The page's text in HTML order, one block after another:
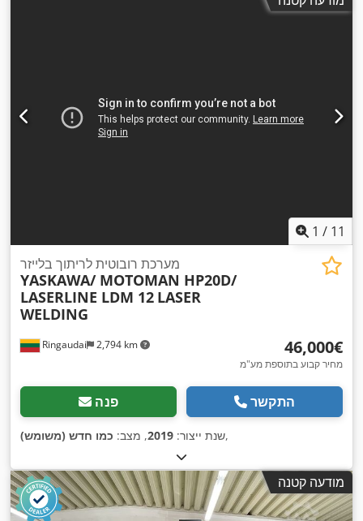
1 / 11
Ringaudai 2,794 km
מערכת רובוטית לריתוך בלייזר
YASKAWA/ MOTOMAN HP20D/
LASERLINE LDM 12 LASER
WELDING
‏46,000 ‏€
מחיר קבוע בתוספת מע"מ
פנה התקשר
שנת ייצור: 2019, מצב: כמו חדש (משומש) ,
מודעה קטנה